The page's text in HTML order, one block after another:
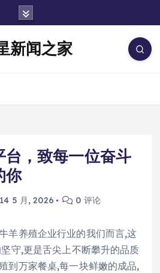
星新闻之家
台，致每一位奋斗
你
14 5 月, 2026 0 评论
羊养殖企业行业的我们而言,这
守,更是舌尖上不断攀升的品质
到万家餐桌,每一块鲜嫩的成品,